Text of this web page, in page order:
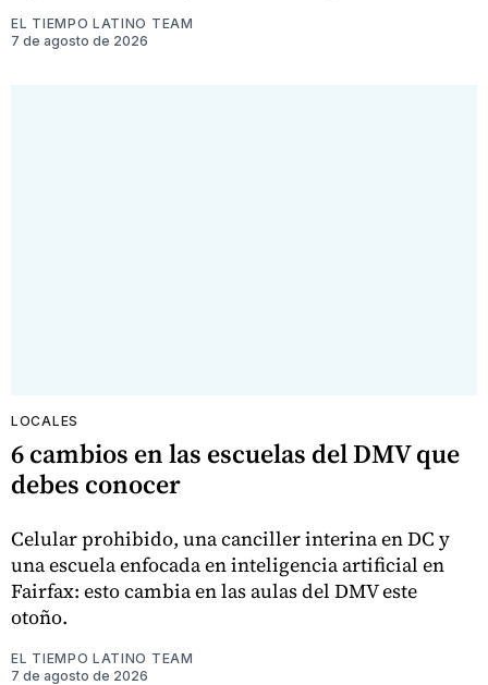
EL TIEMPO LATINO TEAM
7 de agosto de 2026
LOCALES
6 cambios en las escuelas del DMV que
debes conocer
Celular prohibido, una canciller interina en DC y
una escuela enfocada en inteligencia artificial en
Fairfax: esto cambia en las aulas del DMV este
otoño.
EL TIEMPO LATINO TEAM
7 de agosto de 2026